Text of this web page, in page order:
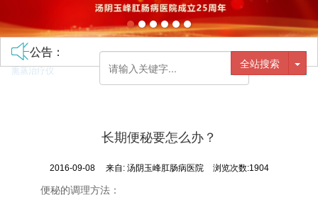
公告：
熏蒸治疗仪 全站搜索
长期便秘要怎么办？
2016-09-08 来自: 汤阴玉峰肛肠病医院 浏览次数:1904
便秘的调理方法：